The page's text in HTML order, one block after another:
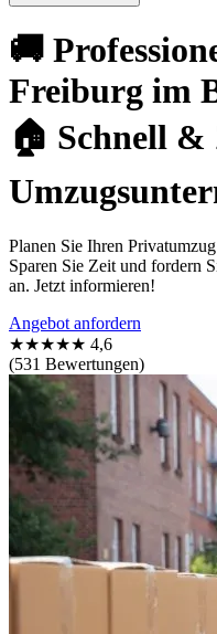
🚚
Freiburg im
🏠 Schnell &
Planen Sie Ihren
Sparen Sie Zeit und fordern
an. Jetzt informieren!
Angebot anfordern
★★★★★ 4,6
(531 Bewertungen)